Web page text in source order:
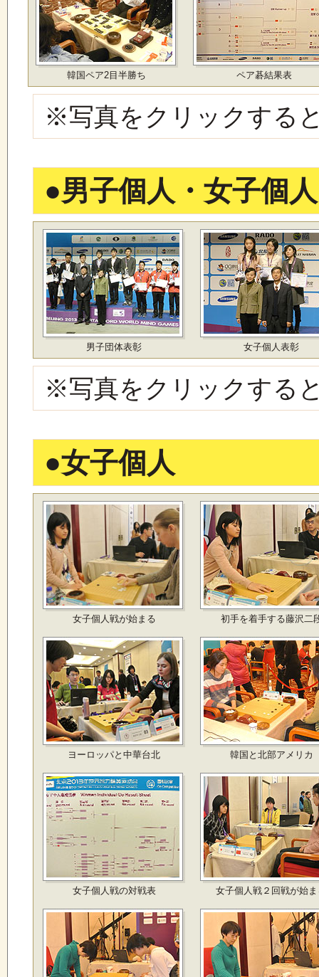
韓国ペア2目半勝ち ペア碁結果表
※写真をクリックする
●男子個人・女子個
男子団体表彰 女子個人表彰
※写真をクリックする
●女子個人
女子個人戦が始まる 初手を着手する藤沢二
ヨーロッパと中華台北 韓国と北部アメリカ
女子個人戦の対戦表 女子個人戦２回戦が始